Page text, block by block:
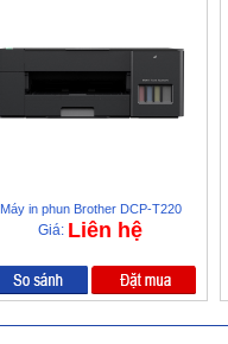
Máy in phun Brother DCP-T220
Giá: Liên hệ